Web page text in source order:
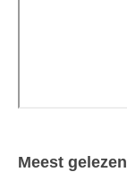
Meest gelezen